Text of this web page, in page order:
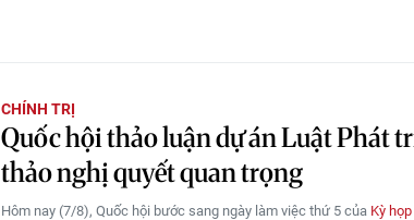
CHÍNH TRỊ
Quốc hội thảo luận dự án Luật Phát
thảo nghị quyết quan trọng
Hôm nay (7/8), Quốc hội bước sang ngày làm việc thứ 5 của Kỳ